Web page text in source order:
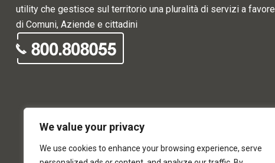
We value your privacy
We use cookies to enhance your browsing experience, serve
utility che gestisce sul territorio una pluralità di servizi a favore
di Comuni, Aziende e cittadini